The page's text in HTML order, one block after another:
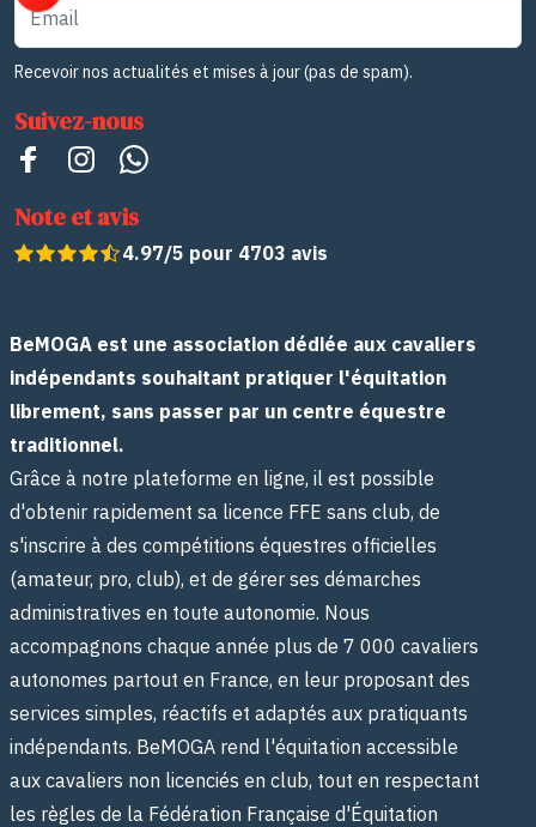
Email
Recevoir nos actualités et mises à jour (pas de spam).
Suivez-nous
Note et avis
4.97/5 pour 4703 avis
BeMOGA est une association dédiée aux cavaliers
indépendants souhaitant pratiquer l'équitation
librement, sans passer par un centre équestre
traditionnel.
Grâce à notre plateforme en ligne, il est possible
d'obtenir rapidement sa licence FFE sans club, de
s'inscrire à des compétitions équestres officielles
(amateur, pro, club), et de gérer ses démarches
administratives en toute autonomie. Nous
accompagnons chaque année plus de 7 000 cavaliers
autonomes partout en France, en leur proposant des
services simples, réactifs et adaptés aux pratiquants
indépendants. BeMOGA rend l'équitation accessible
aux cavaliers non licenciés en club, tout en respectant
les règles de la Fédération Française d'Équitation